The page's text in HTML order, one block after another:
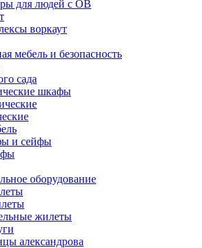
для людей с ОВ
воркаут
мебель и безопасность
сада
шкафы
и сейфы
оборудование
жилеты
александрова